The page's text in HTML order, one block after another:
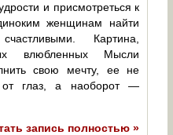
и присмотреться к
женщинам найти
Картина,
влюбленных Мысли
свою мечту, ее не
от глаз, а наоборот —
запись полностью »